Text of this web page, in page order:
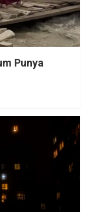
Punya